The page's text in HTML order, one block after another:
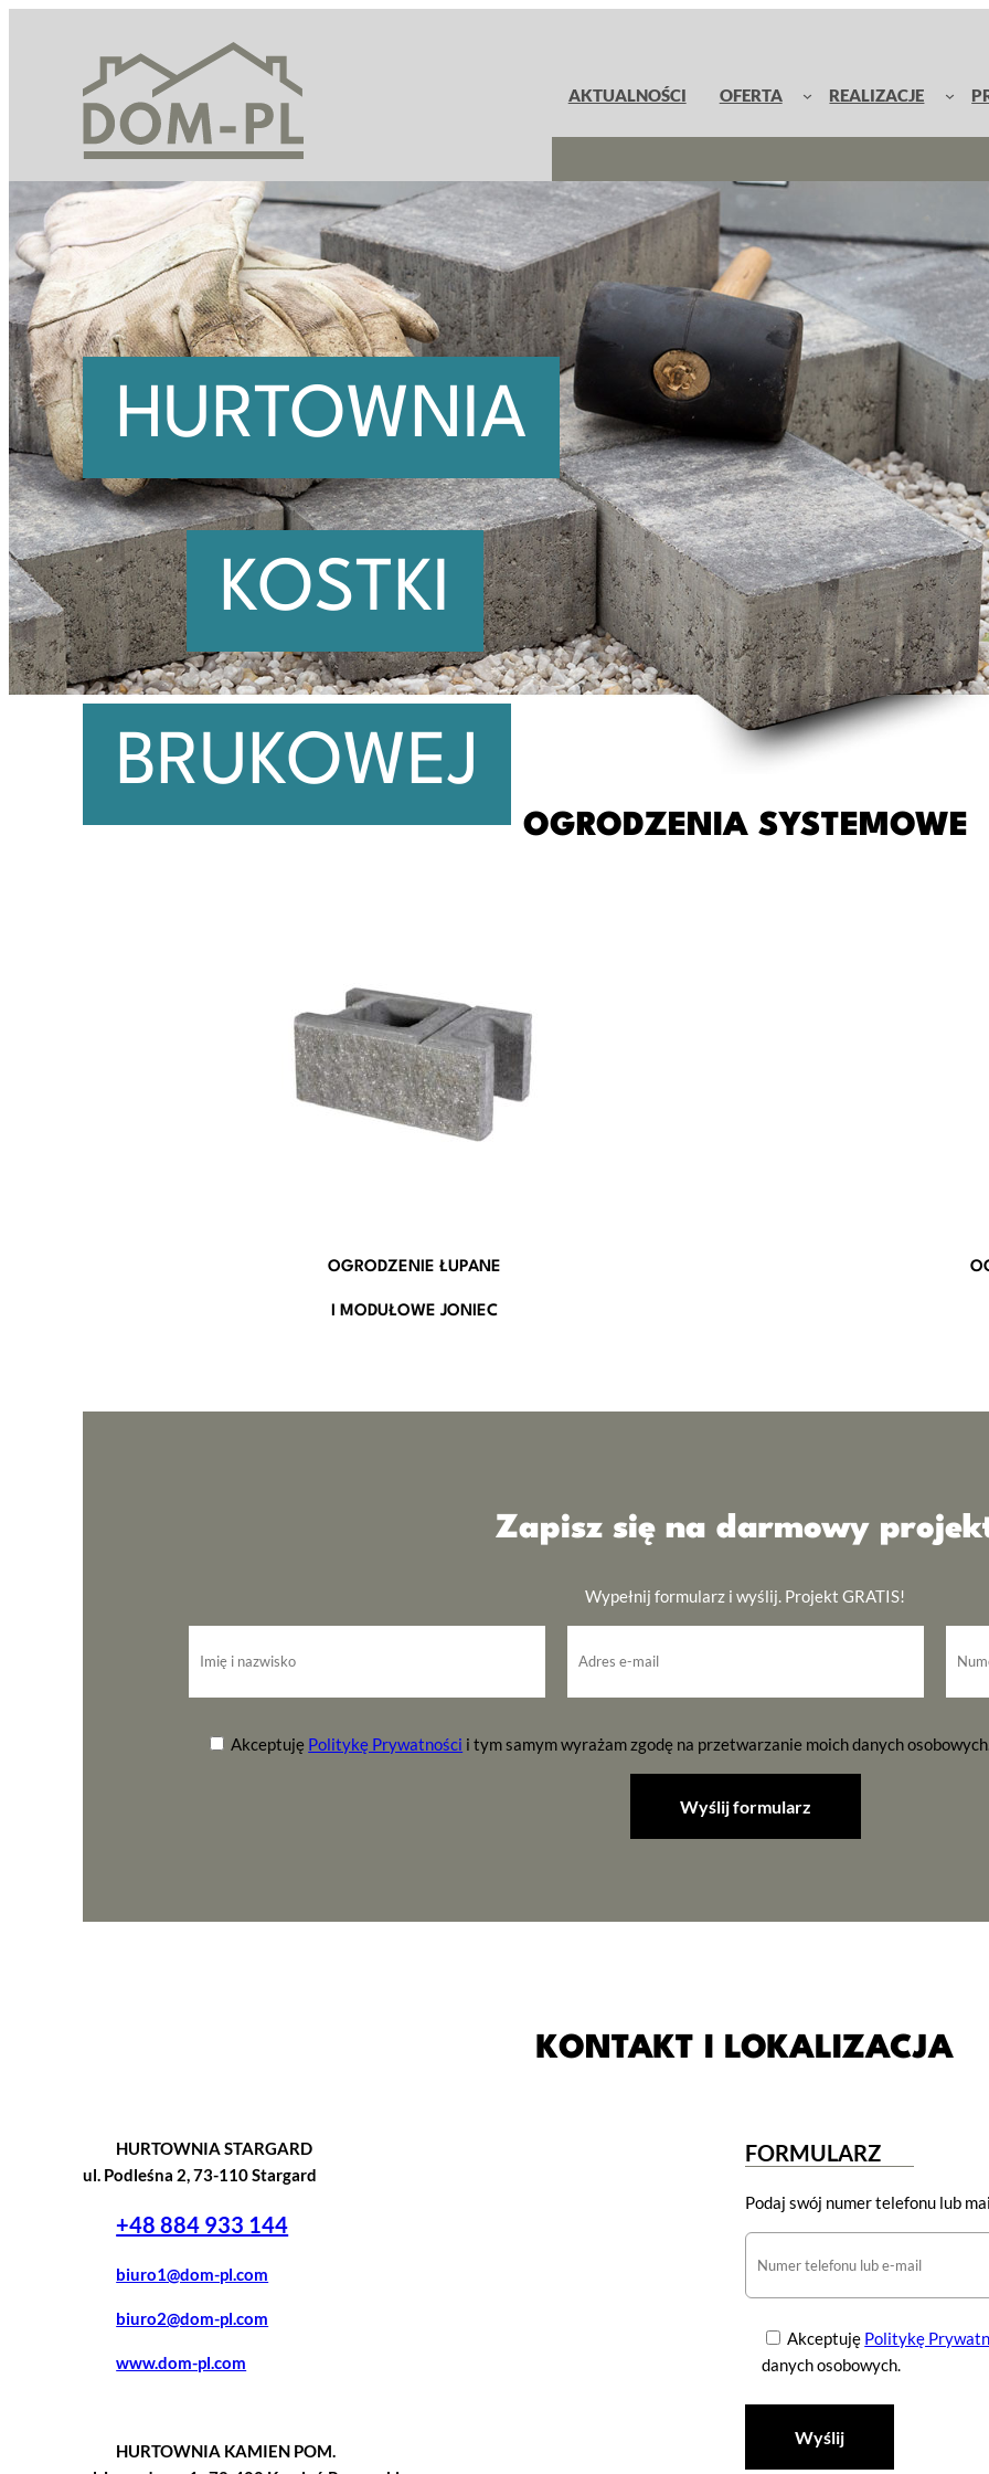
AKTUALNOŚCI OFERTA REALIZACJE
HURTOWNIA
KOSTKI
BRUKOWEJ
OGRODZENIA SYSTEMOWE
OGRODZENIE ŁUPANE
I MODUŁOWE JONIEC
Zapisz się na darmowy
Wypełnij formularz i wyślij. Projekt GRATIS!
Akceptuję Politykę Prywatności i tym samym wyrażam zgodę na przetwarzanie moich danych
KONTAKT I LOKALIZACJA
HURTOWNIA STARGARD
ul. Podleśna 2, 73-110 Stargard
+48 884 933 144
biuro1@dom-pl.com
biuro2@dom-pl.com
www.dom-pl.com
HURTOWNIA KAMIEN POM.
FORMULARZ
Podaj swój numer telefonu lub
Akceptuję Politykę
danych osobowych.